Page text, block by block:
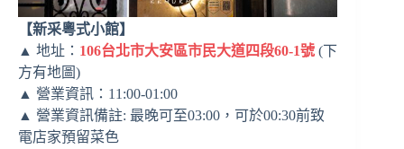
【新采粵式小館】
▲ 地址： 106台北市大安區市民大道四段60-1號 (下
方有地圖)
▲ 營業資訊：11:00-01:00
▲ 營業資訊備註: 最晚可至03:00，可於00:30前致
電店家預留菜色